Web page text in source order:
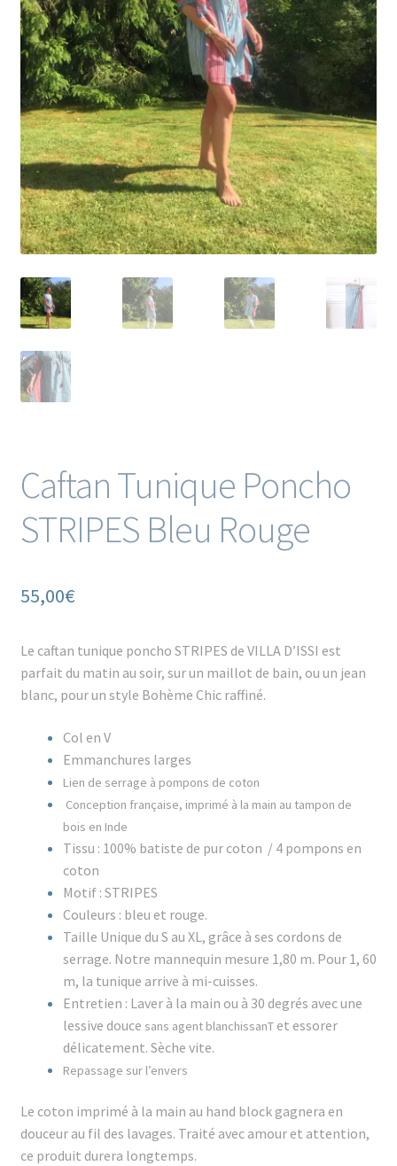
Caftan Tunique Poncho
STRIPES Bleu Rouge
55,00€
Le caftan tunique poncho STRIPES de VILLA D’ISSI est
parfait du matin au soir, sur un maillot de bain, ou un jean
blanc, pour un style Bohème Chic raffiné.
Col en V
Emmanchures larges
Lien de serrage à pompons de coton
Conception française, imprimé à la main au tampon de
bois en Inde
Tissu : 100% batiste de pur coton / 4 pompons en
coton
Motif : STRIPES
Couleurs : bleu et rouge.
Taille Unique du S au XL, grâce à ses cordons de
serrage. Notre mannequin mesure 1,80 m. Pour 1, 60
m, la tunique arrive à mi-cuisses.
Entretien : Laver à la main ou à 30 degrés avec une
lessive douce sans agent blanchissanT et essorer
délicatement. Sèche vite.
Repassage sur l’envers
Le coton imprimé à la main au hand block gagnera en
douceur au fil des lavages. Traité avec amour et attention,
ce produit durera longtemps.